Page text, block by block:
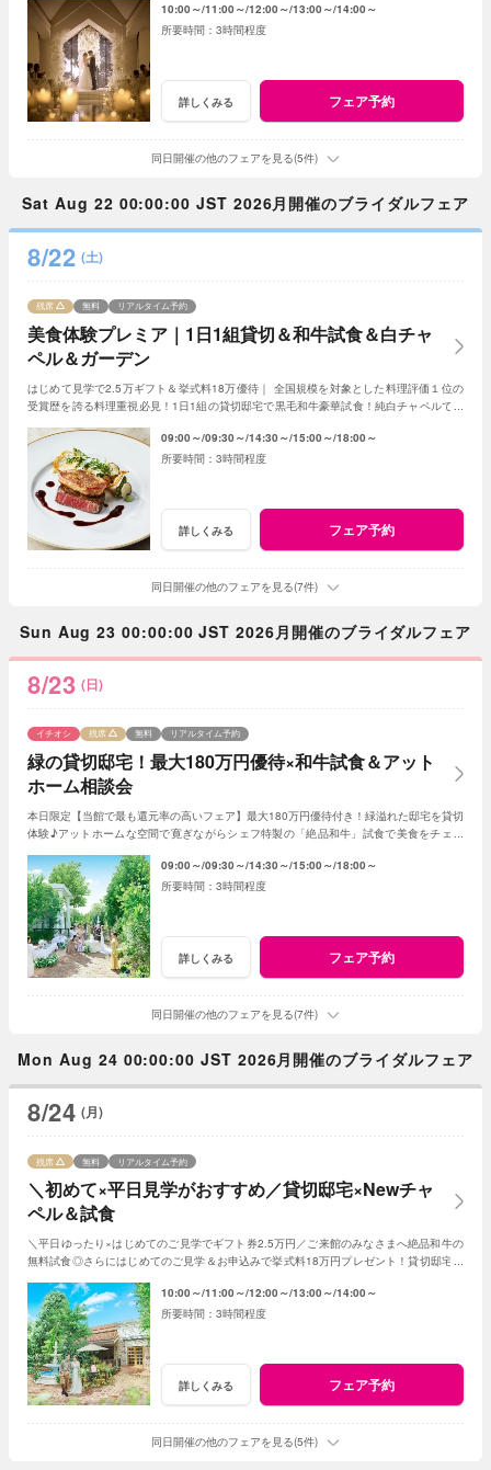
10:00～ 11:00～ 12:00～ 13:00～ 14:00～
3時間程度
詳しくみる フェア予約
同日開催の他のフェアを見る(5件)
Sat Aug 22 00:00:00 JST 2026月開催のブライダルフェア
8/22 (土)
美食体験プレミア｜1日1組貸切＆和牛試食＆白チャ
ペル＆ガーデン
残席 無料 リアルタイム予約
はじめて見学で2.5万ギフト＆挙式料18万優待｜ 全国規模を対象とした料理評価１位の
受賞歴を誇る料理重視必見！1日1組の貸切邸宅で黒毛和牛豪華試食！純白チャペルで感
09:00～ 09:30～ 14:30～ 15:00～ 18:00～
3時間程度
詳しくみる フェア予約
同日開催の他のフェアを見る(7件)
Sun Aug 23 00:00:00 JST 2026月開催のブライダルフェア
8/23 (日)
緑の貸切邸宅！最大180万円優待×和牛試食＆アット
ホーム相談会
イチオシ 残席 無料 リアルタイム予約
本日限定【当館で最も還元率の高いフェア】最大180万円優待付き！緑溢れた邸宅を貸切
体験♪アットホームな空間で寛ぎながらシェフ特製の「絶品和牛」試食で美食をチェッ
09:00～ 09:30～ 14:30～ 15:00～ 18:00～
3時間程度
詳しくみる フェア予約
同日開催の他のフェアを見る(7件)
Mon Aug 24 00:00:00 JST 2026月開催のブライダルフェア
8/24 (月)
＼初めて×平日見学がおすすめ／貸切邸宅×Newチャ
ペル＆試食
残席 無料 リアルタイム予約
＼平日ゆったり×はじめてのご見学でギフト券2.5万円／ご来館のみなさまへ絶品和牛の
無料試食◎さらにはじめてのご見学＆お申込みで挙式料18万円プレゼント！貸切邸宅で
10:00～ 11:00～ 12:00～ 13:00～ 14:00～
3時間程度
詳しくみる フェア予約
同日開催の他のフェアを見る(5件)